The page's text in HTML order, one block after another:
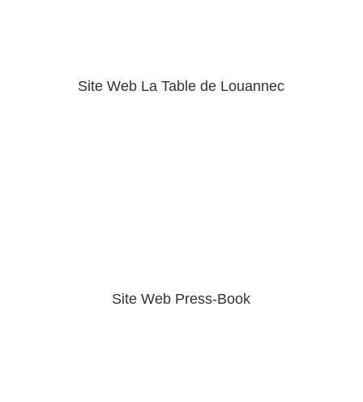
Site Web La Table de Louannec
Site Web Press-Book